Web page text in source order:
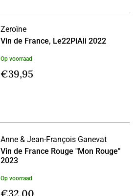
Zeroïne
Vin de France, Le22PiAli 2022
Op voorraad
€39,95
Anne & Jean-François Ganevat
Vin de France Rouge "Mon Rouge"
2023
Op voorraad
€32,00